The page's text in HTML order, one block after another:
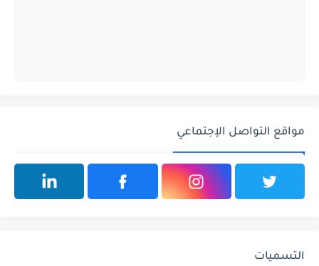
مواقع التواصل الإجتماعي
التسميات